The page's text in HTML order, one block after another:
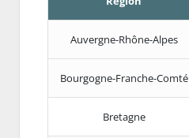
Auvergne-Rhône-Alpes
Bourgogne-Franche-Comté
Bretagne